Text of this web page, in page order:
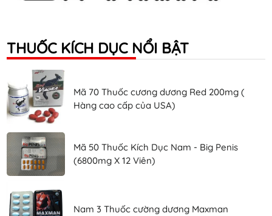
THUỐC KÍCH DỤC NỔI BẬT
Mã 70 Thuốc cương dương Red 200mg (
Hàng cao cấp của USA)
Mã 50 Thuốc Kích Dục Nam - Big Penis
(6800mg X 12 Viên)
Nam 3 Thuốc cường dương Maxman